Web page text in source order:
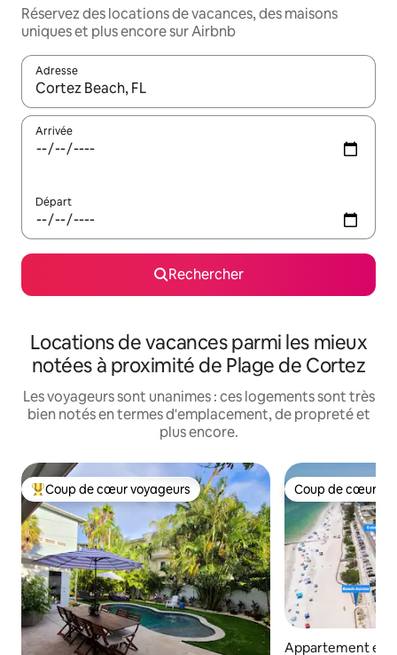
Réservez des locations de vacances, des maisons
uniques et plus encore sur Airbnb
Adresse
Lorsque les résultats s'affichent, utilisez les flèches vers le
Arrivée
Départ
Rechercher
Locations de vacances parmi les mieux
notées à proximité de Plage de Cortez
Les voyageurs sont unanimes : ces logements sont très
bien notés en termes d'emplacement, de propreté et
plus encore.
Coups de cœur voyageurs les plus appréciés
Coup de cœur voyageurs Coup de cœur
Coup de cœur
Appartement en